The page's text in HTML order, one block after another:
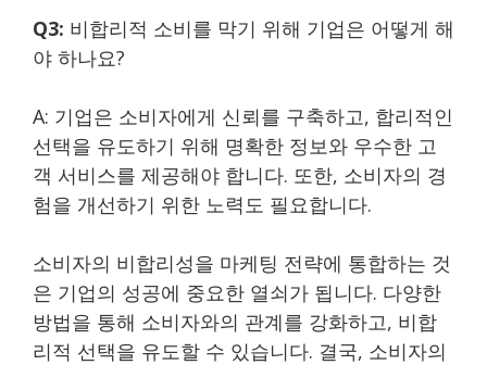
Q3: 비합리적 소비를 막기 위해 기업은 어떻게 해
야 하나요?
A: 기업은 소비자에게 신뢰를 구축하고, 합리적인
선택을 유도하기 위해 명확한 정보와 우수한 고
객 서비스를 제공해야 합니다. 또한, 소비자의 경
험을 개선하기 위한 노력도 필요합니다.
소비자의 비합리성을 마케팅 전략에 통합하는 것
은 기업의 성공에 중요한 열쇠가 됩니다. 다양한
방법을 통해 소비자와의 관계를 강화하고, 비합
리적 선택을 유도할 수 있습니다. 결국, 소비자의